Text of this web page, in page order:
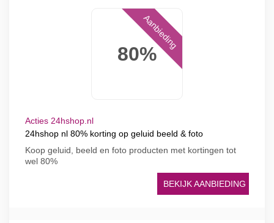
80%
Aanbieding
Acties 24hshop.nl
24hshop nl 80% korting op geluid beeld & foto
Koop geluid, beeld en foto producten met kortingen tot
wel 80%
BEKIJK AANBIEDING